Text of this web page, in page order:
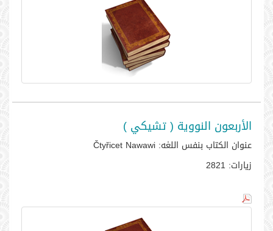
الأربعون النووية ( تشيكي )
عنوان الكتاب بنفس اللغه:
زيارات: